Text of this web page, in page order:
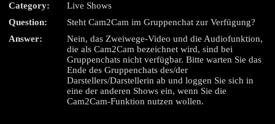
Category:
Live Shows
Question:
Steht Cam2Cam im Gruppenchat zur Verfügung?
Answer:
Nein, das Zweiwege-Video und die Audiofunktion,
die als Cam2Cam bezeichnet wird, sind bei
Gruppenchats nicht verfügbar. Bitte warten Sie das
Ende des Gruppenchats des/der
Darstellers/Darstellerin ab und loggen Sie sich in
eine der anderen Shows ein, wenn Sie die
Cam2Cam-Funktion nutzen wollen.
LIMITED TIME OFFER!